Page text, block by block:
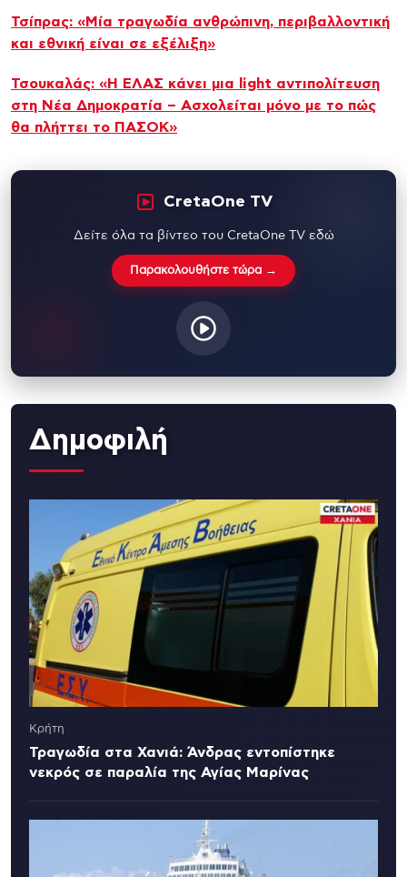
Τσίπρας: «Μία τραγωδία ανθρώπινη, περιβαλλοντική
και εθνική είναι σε εξέλιξη»
Τσουκαλάς: «Η ΕΛΑΣ κάνει μια light αντιπολίτευση
στη Νέα Δημοκρατία – Ασχολείται μόνο με το πώς
θα πλήττει το ΠΑΣΟΚ»
CretaOne TV
Δείτε όλα τα βίντεο του CretaOne TV εδώ
Παρακολουθήστε τώρα →
Δημοφιλή
Κρήτη
Τραγωδία στα Χανιά: Άνδρας εντοπίστηκε
νεκρός σε παραλία της Αγίας Μαρίνας